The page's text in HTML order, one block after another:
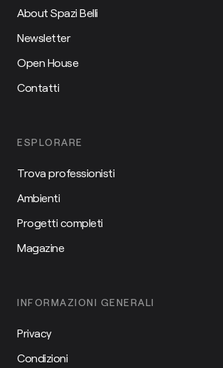
About Spazi Belli
Newsletter
Open House
Contatti
ESPLORARE
Trova professionisti
Ambienti
Progetti completi
Magazine
INFORMAZIONI GENERALI
Privacy
Condizioni